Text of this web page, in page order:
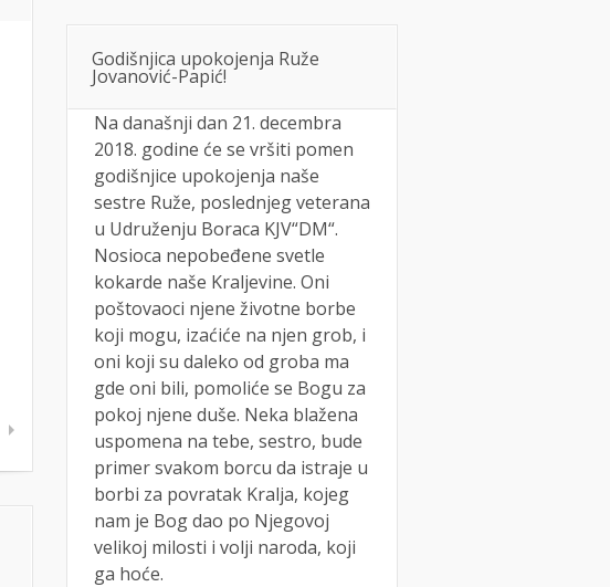
Godišnjica upokojenja Ruže
Jovanović-Papić!
Na današnji dan 21. decembra
2018. godine će se vršiti pomen
godišnjice upokojenja naše
sestre Ruže, poslednjeg veterana
u Udruženju Boraca KJV“DM“.
Nosioca nepobeđene svetle
kokarde naše Kraljevine. Oni
poštovaoci njene životne borbe
koji mogu, izaćiće na njen grob, i
oni koji su daleko od groba ma
gde oni bili, pomoliće se Bogu za
pokoj njene duše. Neka blažena
uspomena na tebe, sestro, bude
primer svakom borcu da istraje u
borbi za povratak Kralja, kojeg
nam je Bog dao po Njegovoj
velikoj milosti i volji naroda, koji
ga hoće.